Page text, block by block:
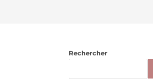
Rechercher